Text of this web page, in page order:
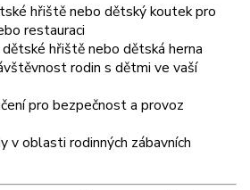
hřiště nebo dětský koutek pro
restauraci
hřiště nebo dětská herna
rodin s dětmi ve vaší
pro bezpečnost a provoz
v oblasti rodinných zábavních